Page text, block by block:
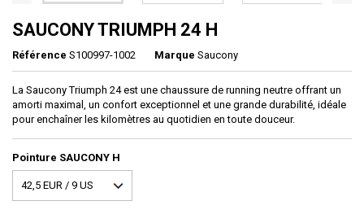
SAUCONY TRIUMPH 24 H
Référence S100997-1002 Marque Saucony
La Saucony Triumph 24 est une chaussure de running neutre offrant un
amorti maximal, un confort exceptionnel et une grande durabilité, idéale
pour enchaîner les kilomètres au quotidien en toute douceur.
Pointure SAUCONY H